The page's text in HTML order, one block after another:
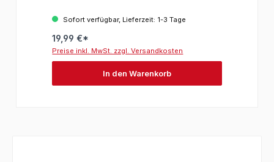
Sofort verfügbar, Lieferzeit: 1-3 Tage
19,99 €*
Preise inkl. MwSt. zzgl. Versandkosten
In den Warenkorb